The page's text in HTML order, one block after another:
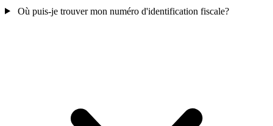
Où puis-je trouver mon numéro d'identification fiscale?